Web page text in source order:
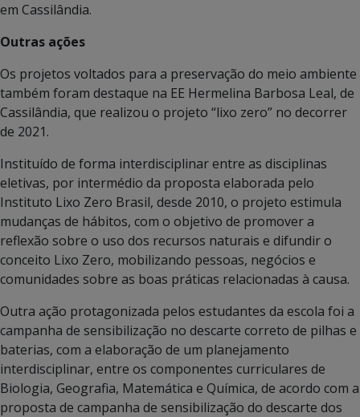
em Cassilândia.
Outras ações
Os projetos voltados para a preservação do meio ambiente
também foram destaque na EE Hermelina Barbosa Leal, de
Cassilândia, que realizou o projeto “lixo zero” no decorrer
de 2021.
Instituído de forma interdisciplinar entre as disciplinas
eletivas, por intermédio da proposta elaborada pelo
Instituto Lixo Zero Brasil, desde 2010, o projeto estimula
mudanças de hábitos, com o objetivo de promover a
reflexão sobre o uso dos recursos naturais e difundir o
conceito Lixo Zero, mobilizando pessoas, negócios e
comunidades sobre as boas práticas relacionadas à causa.
Outra ação protagonizada pelos estudantes da escola foi a
campanha de sensibilização no descarte correto de pilhas e
baterias, com a elaboração de um planejamento
interdisciplinar, entre os componentes curriculares de
Biologia, Geografia, Matemática e Química, de acordo com a
proposta de campanha de sensibilização do descarte dos